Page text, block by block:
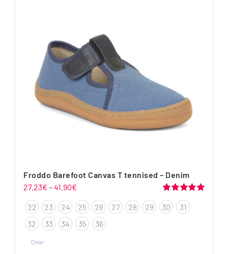
Froddo Barefoot Canvas T tennised – Denim
Hinnanguga
5.00 / 5
27.23€ –41.90€
27.23€
kuni
41.90€
22 23 24 25 26 27 28 29 30
31
32
33 34 35 36
Clear